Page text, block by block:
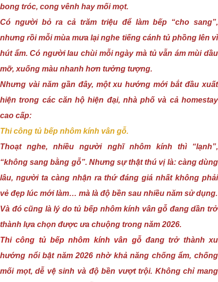
bong tróc, cong vênh hay mối mọt.
Có người bỏ ra cả trăm triệu để làm bếp “cho sang”,
nhưng rồi mỗi mùa mưa lại nghe tiếng cánh tủ phồng lên vì
hút ẩm. Có người lau chùi mỗi ngày mà tủ vẫn ám mùi dầu
mỡ, xuống màu nhanh hơn tưởng tượng.
Nhưng vài năm gần đây, một xu hướng mới bắt đầu xuất
hiện trong các căn hộ hiện đại, nhà phố và cả homestay
cao cấp:
Thi công tủ bếp nhôm kính vân gỗ.
Thoạt nghe, nhiều người nghĩ nhôm kính thì “lạnh”,
“không sang bằng gỗ”. Nhưng sự thật thú vị là: càng dùng
lâu, người ta càng nhận ra thứ đáng giá nhất không phải
vẻ đẹp lúc mới làm… mà là độ bền sau nhiều năm sử dụng.
Và đó cũng là lý do tủ bếp nhôm kính vân gỗ đang dần trở
thành lựa chọn được ưa chuộng trong năm 2026.
Thi công tủ bếp nhôm kính vân gỗđang trở thành xu
hướng nổi bật năm 2026 nhờ khả năng chống ẩm, chống
mối mọt, dễ vệ sinh và độ bền vượt trội. Không chỉ mang